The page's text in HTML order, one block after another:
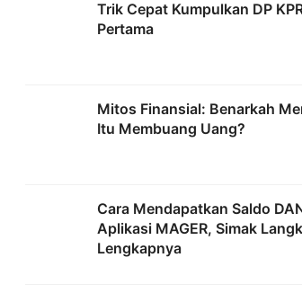
Trik Cepat Kumpulkan DP
Pertama
Mitos Finansial: Benarkah
Itu Membuang Uang?
Cara Mendapatkan Saldo
Aplikasi MAGER, Simak
Lengkapnya